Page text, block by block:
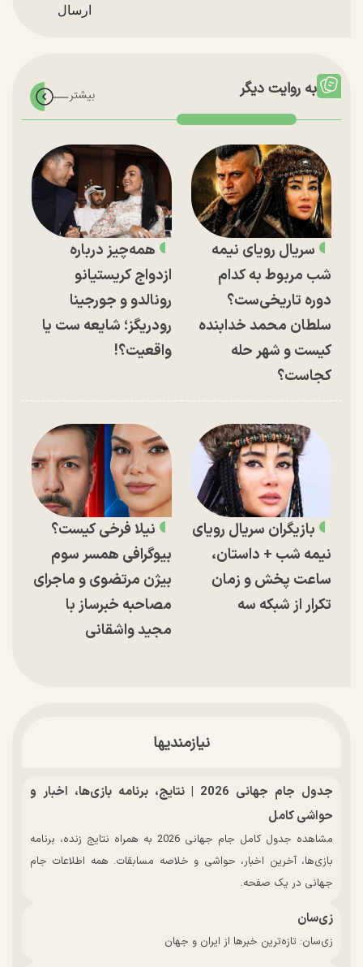
به روایت دیگر
سریال رویای نیمه
شب مربوط به کدام
دوره تاریخی‌ست؟
سلطان محمد خدابنده
کیست و شهر حله
کجاست؟
همه‌چیز درباره
ازدواج کریستیانو
رونالدو و جورجینا
رودریگز؛ شایعه ست یا
واقعیت؟!
بازیگران سریال رویای
نیمه شب + داستان،
ساعت پخش و زمان
تکرار از شبکه سه
نیلا فرخی کیست؟
بیوگرافی همسر سوم
بیژن مرتضوی و ماجرای
مصاحبه خبرساز با
مجید واشقانی
نیازمندیها
جدول جام جهانی 2026 | نتایج، برنامه بازی‌ها، اخبار و
حواشی کامل
مشاهده جدول کامل جام جهانی 2026 به همراه نتایج زنده، برنامه
بازی‌ها، آخرین اخبار، حواشی و خلاصه مسابقات. همه اطلاعات جام
جهانی در یک صفحه.
زی‌سان
زی‌سان: تازه‌ترین خبرها از ایران و جهان